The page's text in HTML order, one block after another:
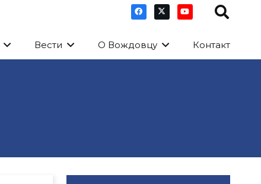
Вести О Вождовцу Контакт